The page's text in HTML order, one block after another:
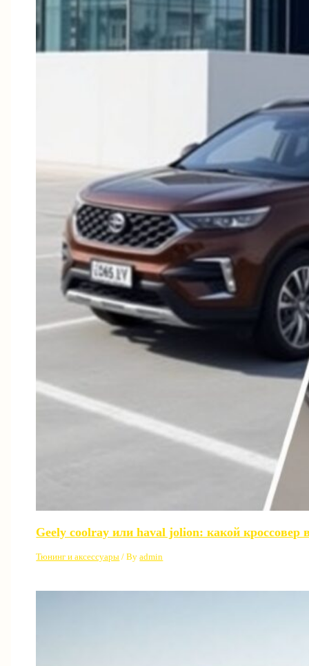
Geely coolray или haval jolion: какой кроссовер
Тюнинг и аксессуары / Byadmin